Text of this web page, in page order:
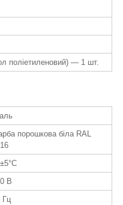
поліетиленовий) — 1 шт.
порошкова біла RAL
В
Гц